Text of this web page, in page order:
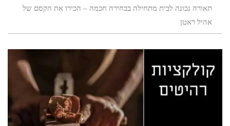
תאורה נכונה לבית מתחילה בבחירה חכמה – הכירו את הקסם של
אהיל ראטן